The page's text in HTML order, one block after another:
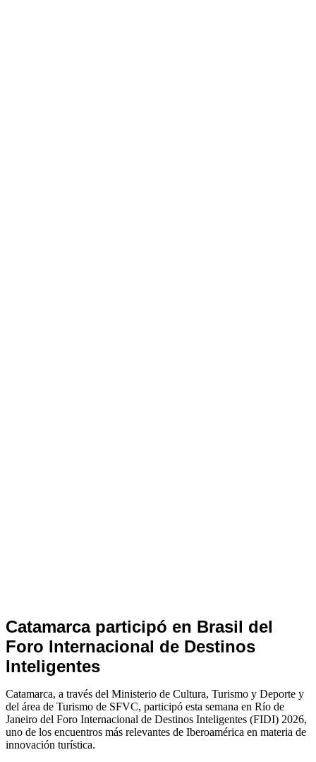
PROVINCIAS
Catamarca participó en Brasil del
Foro Internacional de Destinos
Inteligentes
Catamarca, a través del Ministerio de Cultura, Turismo y Deporte y
del área de Turismo de SFVC, participó esta semana en Río de
Janeiro del Foro Internacional de Destinos Inteligentes (FIDI) 2026,
uno de los encuentros más relevantes de Iberoamérica en materia de
innovación turística.